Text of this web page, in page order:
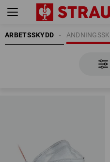
ARBETSSKYDD